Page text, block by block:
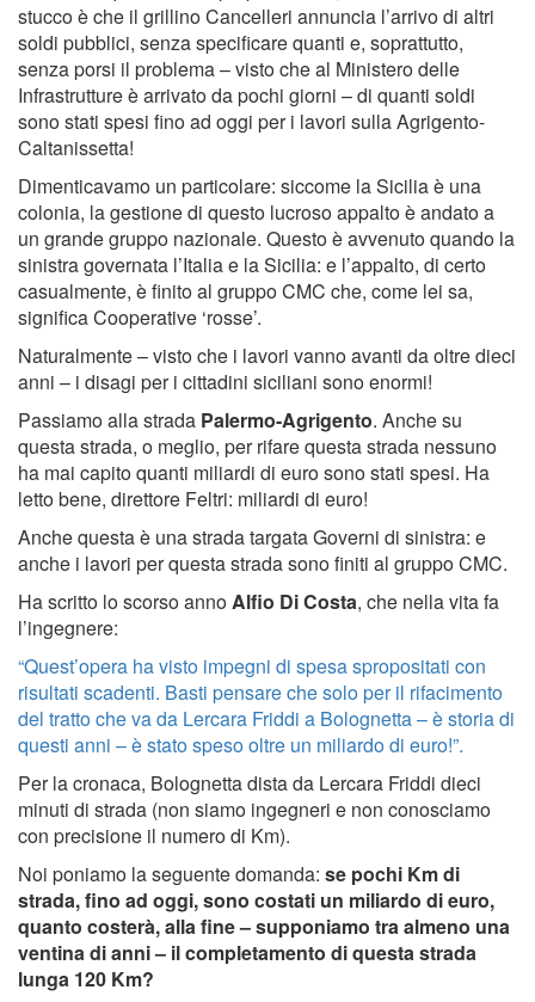
stucco è che il grillino Cancelleri annuncia l’arrivo di altri
soldi pubblici, senza specificare quanti e, soprattutto,
senza porsi il problema – visto che al Ministero delle
Infrastrutture è arrivato da pochi giorni – di quanti soldi
sono stati spesi fino ad oggi per i lavori sulla Agrigento-
Caltanissetta!
Dimenticavamo un particolare: siccome la Sicilia è una
colonia, la gestione di questo lucroso appalto è andato a
un grande gruppo nazionale. Questo è avvenuto quando la
sinistra governata l’Italia e la Sicilia: e l’appalto, di certo
casualmente, è finito al gruppo CMC che, come lei sa,
significa Cooperative ‘rosse’.
Naturalmente – visto che i lavori vanno avanti da oltre dieci
anni – i disagi per i cittadini siciliani sono enormi!
Passiamo alla strada Palermo-Agrigento. Anche su
questa strada, o meglio, per rifare questa strada nessuno
ha mai capito quanti miliardi di euro sono stati spesi. Ha
letto bene, direttore Feltri: miliardi di euro!
Anche questa è una strada targata Governi di sinistra: e
anche i lavori per questa strada sono finiti al gruppo CMC.
Ha scritto lo scorso annoAlfio Di Costa, che nella vita fa
l’ingegnere:
“Quest’opera ha visto impegni di spesa spropositati con
risultati scadenti. Basti pensare che solo per il rifacimento
del tratto che va da Lercara Friddi a Bolognetta – è storia di
questi anni – è stato speso oltre un miliardo di euro!”.
Per la cronaca, Bolognetta dista da Lercara Friddi dieci
minuti di strada (non siamo ingegneri e non conosciamo
con precisione il numero di Km).
Noi poniamo la seguente domanda: se pochi Km di
strada, fino ad oggi, sono costati un miliardo di euro,
quanto costerà, alla fine – supponiamo tra almeno una
ventina di anni – il completamento di questa strada
lunga 120 Km?